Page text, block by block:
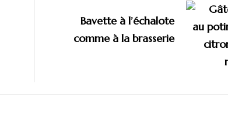
Bavette à l’échalote
comme à la brasserie